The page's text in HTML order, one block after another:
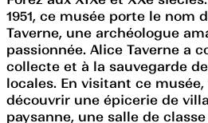
1951, ce musée porte le nom
Taverne, une archéologue
passionnée. Alice Taverne a
collecte et à la sauvegarde
locales. En visitant ce
découvrir une épicerie de
paysanne, une salle de